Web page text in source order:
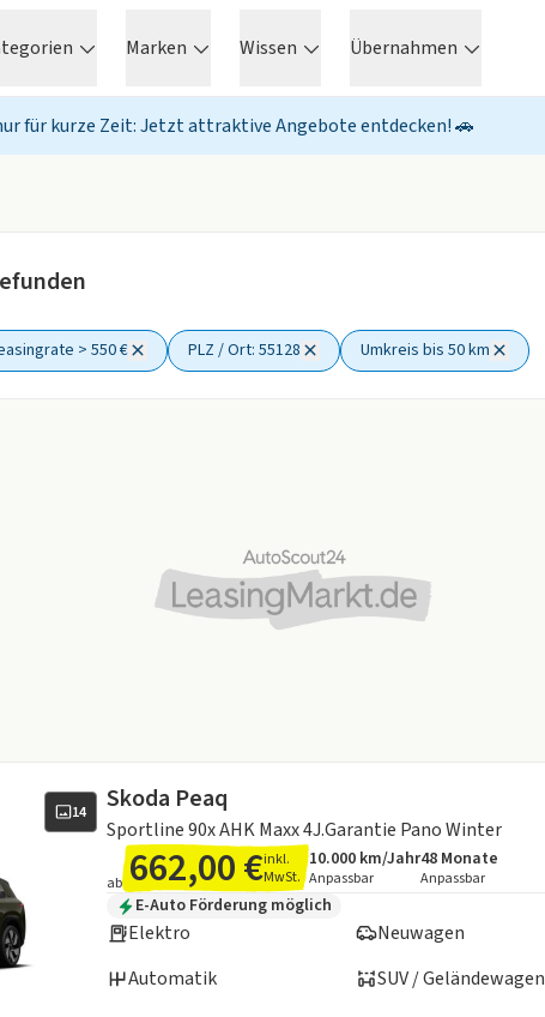
Marken Wissen Übernahmen
für kurze Zeit: Jetzt attraktive Angebote entdecken! 🚗
> 550 € PLZ / Ort: 55128 Umkreis bis 50 km
14 Skoda Peaq
Sportline 90x AHK Maxx 4J.Garantie Pano Winter
ab 662,00 €inkl.
MwSt.
Angebotsdetails:
Inklusive Laufleistung
10.000 km/Jahr
Anpassbar
Laufzeit
48 Monate
Anpassbar
Zusätzliche Fahrzeuginformationen:
E-Auto Förderung möglich
Elektro Neuwagen
Automatik
SUV / Geländewagen